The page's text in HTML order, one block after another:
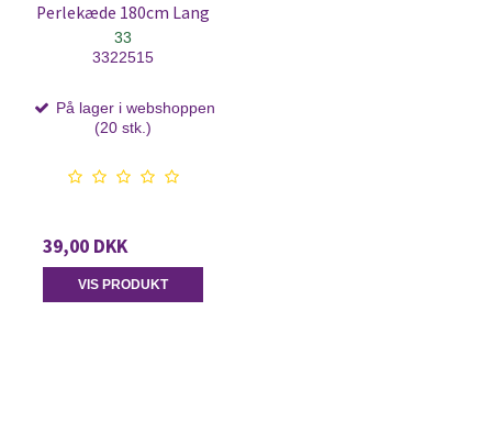
Perlekæde 180cm Lang
33
3322515
På lager i webshoppen
(20 stk.)
39,00 DKK
VIS PRODUKT